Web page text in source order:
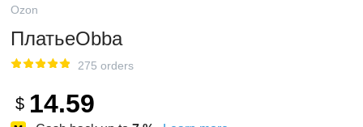
Ozon
ПлатьеObba
275 orders
$ 14.59